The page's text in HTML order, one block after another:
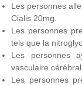
Les personnes
Cialis 20mg.
Les personnes
tels que la
Les personnes
vasculaire
Les personnes